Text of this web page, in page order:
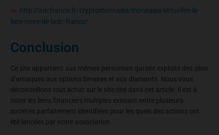
http://adcfrance.fr/cryptomonnaies/monnaies-virtuelles-la-
liste-noire-de-ladc-france/
Conclusion
Ce site appartient aux mêmes personnes qui ont exploité des sites
d’arnaques aux options binaires et aux diamants. Nous vous
déconseillons tout achat sur le site cité dans cet article. Il est à
noter les liens financiers multiples existant entre plusieurs
sociétés parfaitement identifiées pour les quels des actions ont
été lancées par notre association.